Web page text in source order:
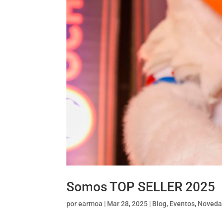
Somos TOP SELLER 2025
porearmoa | Mar 28, 2025 | Blog, Eventos,